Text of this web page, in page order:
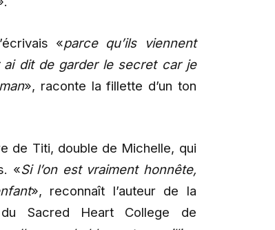
«parce qu’ils viennent
ai dit de garder le secret car je
», raconte la fillette d’un ton
de Titi, double de Michelle, qui
«Si l’on est vraiment honnête,
», reconnaît l’auteur de la
Sacred Heart College de